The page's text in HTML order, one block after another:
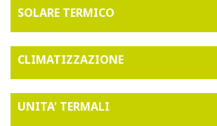
SOLARE TERMICO
CLIMATIZZAZIONE
UNITA' TERMALI